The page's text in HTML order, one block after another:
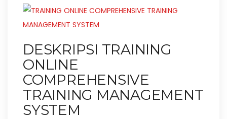
DESKRIPSI TRAINING
ONLINE
COMPREHENSIVE
TRAINING MANAGEMENT
SYSTEM